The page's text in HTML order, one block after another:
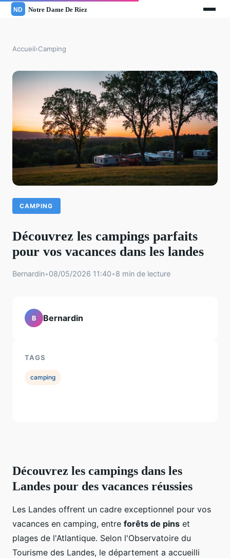
Accueil›Camping
CAMPING
Découvrez les campings parfaits
pour vos vacances dans les landes
Bernardin•08/05/2026 11:40•8 min de lecture
Découvrez les campings dans les
Landes pour des vacances réussies
Les Landes offrent un cadre exceptionnel pour vos
vacances en camping, entre forêts de pins et
plages de l'Atlantique. Selon l'Observatoire du
Tourisme des Landes, le département a accueilli
B Bernardin
TAGS
camping